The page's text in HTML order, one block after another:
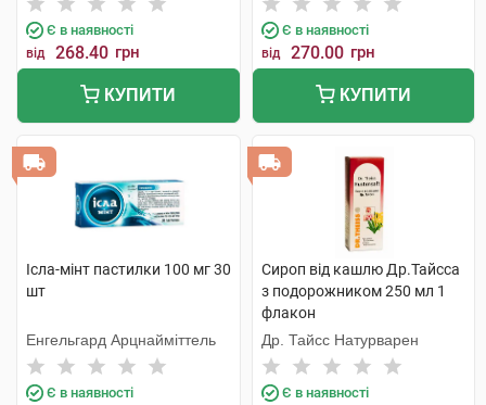
Є в наявності
від 268.40 грн
КУПИТИ
Є в наявності
від 270.00 грн
КУПИТИ
Ісла-мінт пастилки 100 мг 30
шт
Енгельгард Арцнайміттель
Є в наявності
Сироп від кашлю Др.Тайсса
з подорожником 250 мл 1
флакон
Др. Тайсс Натурварен
Є в наявності